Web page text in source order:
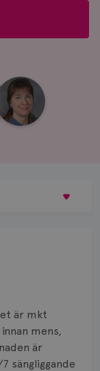
är mkt
mens,
är
sängliggande